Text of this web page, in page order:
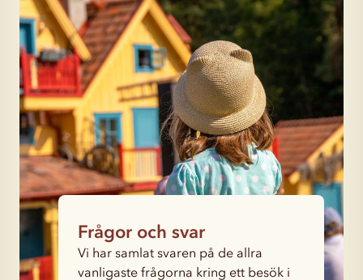
Frågor och svar
Vi har samlat svaren på de allra
vanligaste frågorna kring ett besök i